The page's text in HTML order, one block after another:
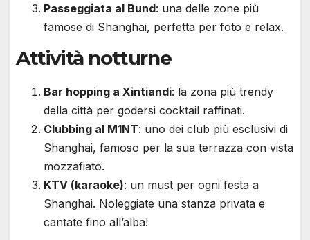
Passeggiata al Bund: una delle zone più
famose di Shanghai, perfetta per foto e relax.
Attività notturne
Bar hopping a Xintiandi: la zona più trendy
della città per godersi cocktail raffinati.
Clubbing al M1NT: uno dei club più esclusivi di
Shanghai, famoso per la sua terrazza con vista
mozzafiato.
KTV (karaoke): un must per ogni festa a
Shanghai. Noleggiate una stanza privata e
cantate fino all’alba!